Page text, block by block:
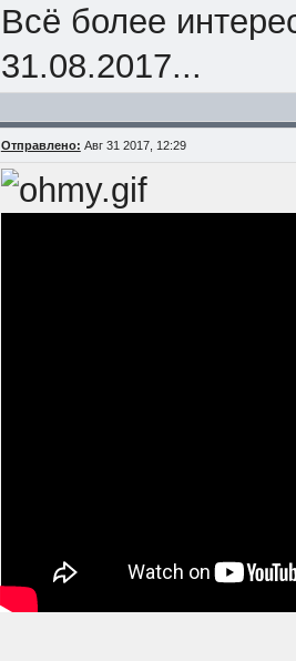
Всё более
31.08.2017...
Отправлено: Авг 31 2017, 12:29